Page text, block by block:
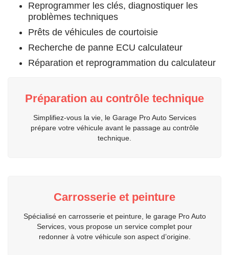
Reprogrammer les clés, diagnostiquer les
problèmes techniques
Prêts de véhicules de courtoisie
Recherche de panne ECU calculateur
Réparation et reprogrammation du calculateur
Préparation au contrôle technique
Simplifiez-vous la vie, le Garage Pro Auto Services
prépare votre véhicule avant le passage au contrôle
technique.
Carrosserie et peinture
Spécialisé en carrosserie et peinture, le garage Pro Auto
Services, vous propose un service complet pour
redonner à votre véhicule son aspect d’origine.